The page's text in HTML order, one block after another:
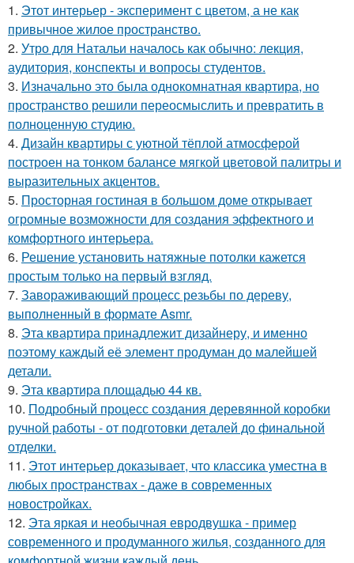
1. Этот интерьер - эксперимент с цветом, а не как
привычное жилое пространство.
2. Утро для Натальи началось как обычно: лекция,
аудитория, конспекты и вопросы студентов.
3. Изначально это была однокомнатная квартира, но
пространство решили переосмыслить и превратить в
полноценную студию.
4. Дизайн квартиры с уютной тёплой атмосферой
построен на тонком балансе мягкой цветовой палитры и
выразительных акцентов.
5. Просторная гостиная в большом доме открывает
огромные возможности для создания эффектного и
комфортного интерьера.
6. Решение установить натяжные потолки кажется
простым только на первый взгляд.
7. Завораживающий процесс резьбы по дереву,
выполненный в формате Asmr.
8. Эта квартира принадлежит дизайнеру, и именно
поэтому каждый её элемент продуман до малейшей
детали.
9. Эта квартира площадью 44 кв.
10. Подробный процесс создания деревянной коробки
ручной работы - от подготовки деталей до финальной
отделки.
11. Этот интерьер доказывает, что классика уместна в
любых пространствах - даже в современных
новостройках.
12. Эта яркая и необычная евродвушка - пример
современного и продуманного жилья, созданного для